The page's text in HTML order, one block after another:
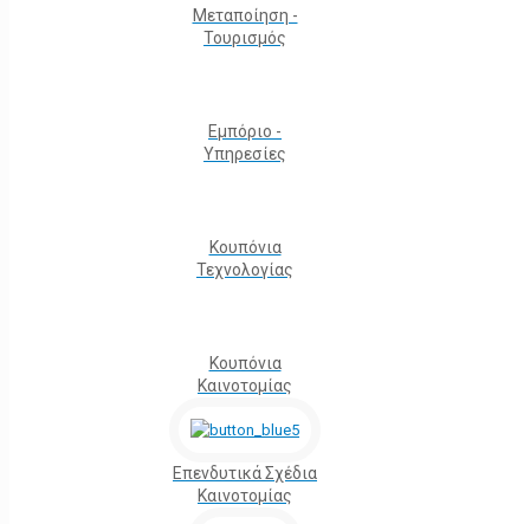
Μεταποίηση -
Τουρισμός
Εμπόριο -
Υπηρεσίες
Κουπόνια
Τεχνολογίας
Κουπόνια
Καινοτομίας
Επενδυτικά Σχέδια
Καινοτομίας